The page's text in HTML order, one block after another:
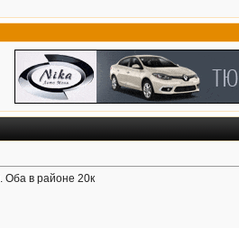
Оба в районе 20к